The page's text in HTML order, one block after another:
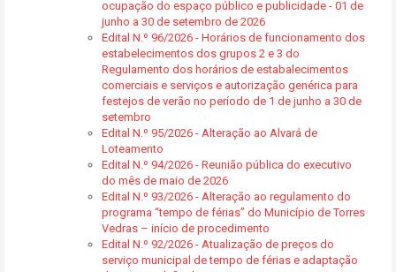
ocupação do espaço público e publicidade - 01 de
junho a 30 de setembro de 2026
Edital N.º 96/2026 - Horários de funcionamento dos
estabelecimentos dos grupos 2 e 3 do
Regulamento dos horários de estabalecimentos
comerciais e serviços e autorização genérica para
festejos de verão no período de 1 de junho a 30 de
setembro
Edital N.º 95/2026 - Alteração ao Alvará de
Loteamento
Edital N.º 94/2026 - Reunião pública do executivo
do mês de maio de 2026
Edital N.º 93/2026 - Alteração ao regulamento do
programa “tempo de férias” do Município de Torres
Vedras – início de procedimento
Edital N.º 92/2026 - Atualização de preços do
serviço municipal de tempo de férias e adaptação